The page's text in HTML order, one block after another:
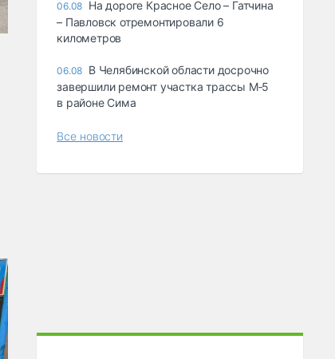
06.08 На дороге Красное Село – Гатчина
– Павловск отремонтировали 6
километров
06.08 В Челябинской области досрочно
завершили ремонт участка трассы М‑5
в районе Сима
Все новости